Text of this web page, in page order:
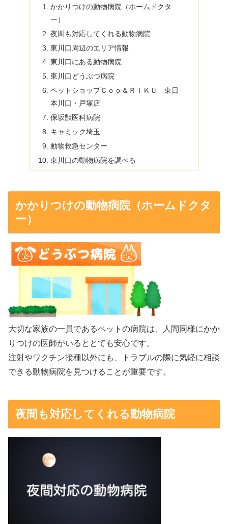
かかりつけの動物病院（ホームドクタ
ー）
夜間も対応してくれる動物病院
東川口周辺のエリア情報
東川口にある動物病院
東川口どうぶつ病院
ペットショップＣｏｏ＆ＲＩＫＵ 東日
本川口・戸塚店
保坂獣医科病院
キャミック埼玉
動物救急センター
東川口の動物病院を調べる
かかりつけの動物病院（ホームドクタ
ー）
大切な家族の一員であるペットの病院は、人間同様にかか
りつけの医師がいるととても安心です。
注射やワクチン接種以外にも、トラブルの際に気軽に相談
できる動物病院を見つけることが重要です。
夜間も対応してくれる動物病院